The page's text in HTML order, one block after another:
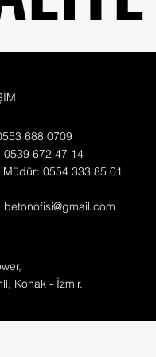
688 0709
0539 672 47 14
Müdür: 0554 333 85 01
betonofisi@gmail.com
Konak - İzmir.